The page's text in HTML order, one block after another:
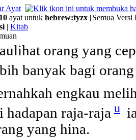
Ayat
10 ayat untuk hebrew:tyzx [Semua Versi
| Kitab
orang yang
banyak bagi
engkau
hadapan raja-raja u
yang hina.